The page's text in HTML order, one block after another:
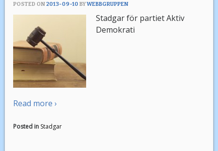
POSTED ON2013-09-10 BYWEBBGRUPPEN
Stadgar för partiet Aktiv
Demokrati
Read more ›
Posted in Stadgar